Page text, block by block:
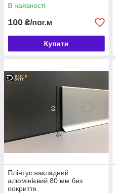
В наявності
100 ₴/пог.м
Купити
Плінтус накладний
алюмінієвий 80 мм без
покриття.